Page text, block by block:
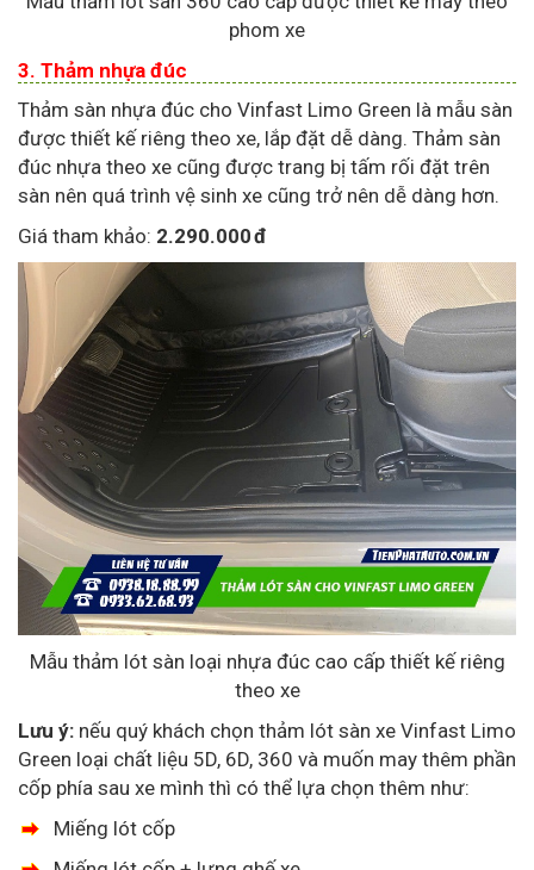
phom xe
3. Thảm nhựa đúc
Thảm sàn nhựa đúc cho Vinfast Limo Green là mẫu sàn
được thiết kế riêng theo xe, lắp đặt dễ dàng. Thảm sàn
đúc nhựa theo xe cũng được trang bị tấm rối đặt trên
sàn nên quá trình vệ sinh xe cũng trở nên dễ dàng hơn.
Giá tham khảo: 2.290.000 đ
Mẫu thảm lót sàn loại nhựa đúc cao cấp thiết kế riêng
theo xe
Lưu ý: nếu quý khách chọn thảm lót sàn xe Vinfast Limo
Green loại chất liệu 5D, 6D, 360 và muốn may thêm phần
cốp phía sau xe mình thì có thể lựa chọn thêm như:
Miếng lót cốp